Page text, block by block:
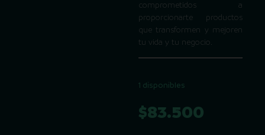
comprometidos a
proporcionarte productos
que transformen y mejoren
tu vida y tu negocio.
1 disponibles
$83.500